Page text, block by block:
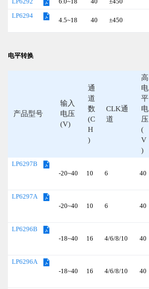
LP6292 6.0~18 40 ±450
LP6294
4.5~18 40 ±450
电平转换
产品型号
输入
电压
(V)
通
道
数
(C
H
)
CLK通
道
高
电
平
电
压
(
V
)
LP6297B
-20~40
10 6 40
LP6297A
-20~40
10 6 40
LP6296B
-18~40
16 4/6/8/10 40
LP6296A
-18~40
16 4/6/8/10 40